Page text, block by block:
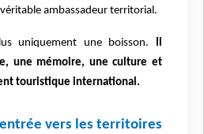
ambassadeur territorial.
uniquement une boisson. Il
une mémoire, une culture et
touristique international.
entrée vers les territoires